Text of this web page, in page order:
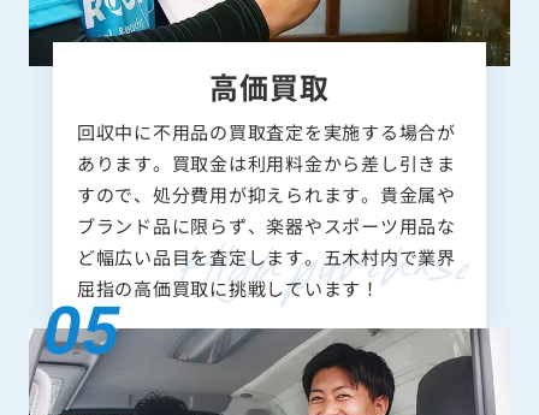
高価買取
回収中に不用品の買取査定を実施する場合が
あります。買取金は利用料金から差し引きま
すので、処分費用が抑えられます。貴金属や
ブランド品に限らず、楽器やスポーツ用品な
ど幅広い品目を査定します。五木村内で業界
屈指の高価買取に挑戦しています！